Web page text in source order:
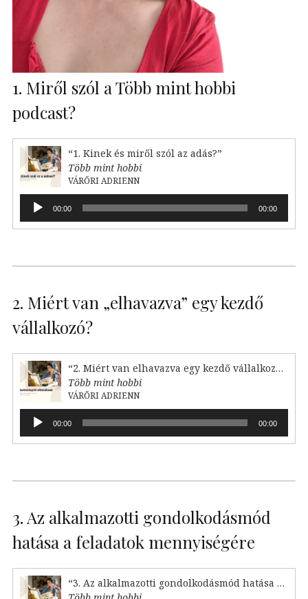
1. Miről szól a Több mint hobbi
podcast?
“1. Kinek és miről szól az adás?”
Több mint hobbi
VÁRŐRI ADRIENN
Audió
lejátszó00:00 00:00
2. Miért van „elhavazva” egy kezdő
vállalkozó?
“2. Miért van elhavazva egy kezdő vállalkozó?”
Több mint hobbi
VÁRŐRI ADRIENN
Audió
lejátszó00:00 00:00
3. Az alkalmazotti gondolkodásmód
hatása a feladatok mennyiségére
“3. Az alkalmazotti gondolkodásmód hatása a feladataink mennyiségére”